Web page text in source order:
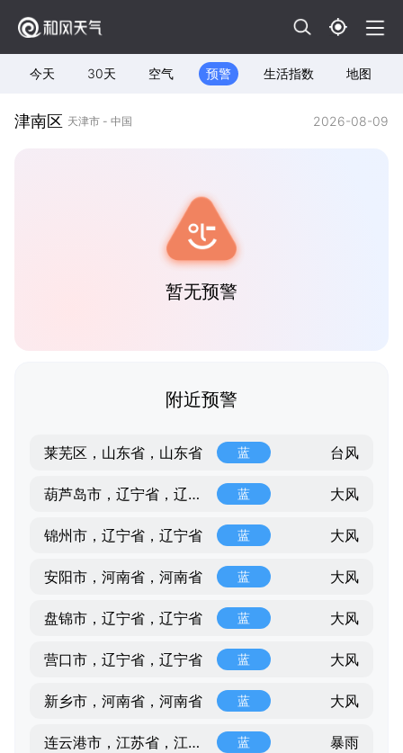
今天 30天 空气 预警 生活指数 地图
津南区 天津市 - 中国 2026-08-09
暂无预警
附近预警
莱芜区，山东省，山东省 蓝 台风
葫芦岛市，辽宁省，辽宁省 蓝 大风
锦州市，辽宁省，辽宁省 蓝 大风
安阳市，河南省，河南省 蓝 大风
盘锦市，辽宁省，辽宁省 蓝 大风
营口市，辽宁省，辽宁省 蓝 大风
新乡市，河南省，河南省 蓝 大风
连云港市，江苏省，江苏省 蓝 暴雨